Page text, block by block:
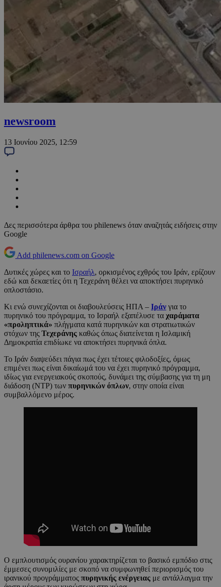
newsroom
13 Ιουνίου 2025, 12:59
Δες περισσότερα άρθρα του philenews όταν αναζητάς ειδήσεις στην
Google
Add philenews.com on Google
Δυτικές χώρες και το Ισραήλ, ορκισμένος εχθρός του Ιράν, ερίζουν
εδώ και δεκαετίες ότι η Τεχεράνη θέλει να αποκτήσει πυρηνικό
οπλοστάσιο.
Κι ενώ συνεχίζονται οι διαβουλεύσεις ΗΠΑ – Ιράν για το
πυρηνικό του πρόγραμμα, το Ισραήλ εξαπέλυσε τα χαράματα
«προληπτικά» πλήγματα κατά πυρηνικών και στρατιωτικών
στόχων της Τεχεράνης καθώς όπως διατείνεται η Ισλαμική
Δημοκρατία επιδίωκε να αποκτήσει πυρηνικά όπλα.
Το Ιράν διαψεύδει πάγια πως έχει τέτοιες φιλοδοξίες, όμως
επιμένει πως είναι δικαίωμά του να έχει πυρηνικό πρόγραμμα,
ιδίως για ενεργειακούς σκοπούς, δυνάμει της σύμβασης για τη μη
διάδοση (NTP) των πυρηνικών όπλων, στην οποία είναι
συμβαλλόμενο μέρος.
Ο εμπλουτισμός ουρανίου χαρακτηρίζεται το βασικό εμπόδιο στις
έμμεσες συνομιλίες με σκοπό να συμφωνηθεί περιορισμός του
ιρανικού προγράμματος πυρηνικής ενέργειας με αντάλλαγμα την